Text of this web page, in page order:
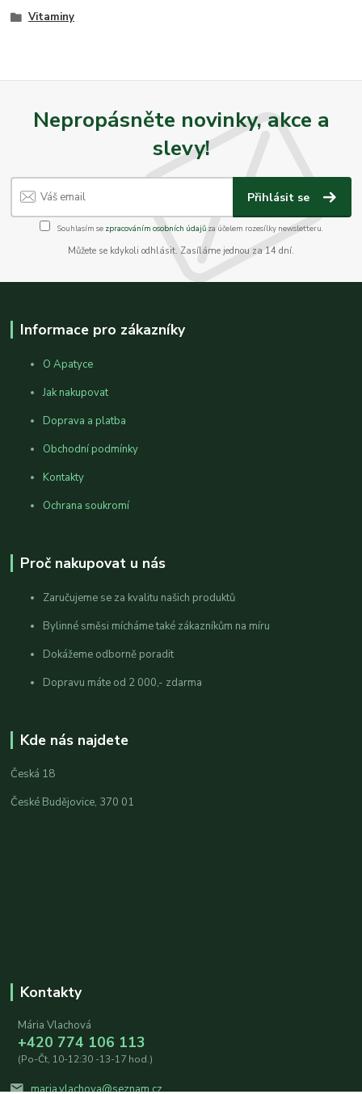
Vitaminy
Nepropásněte novinky, akce a
slevy!
Přihlásit se
Souhlasím se zpracováním osobních údajůza účelem rozesílky newsletteru.
Můžete se kdykoli odhlásit. Zasíláme jednou za 14 dní.
Informace pro zákazníky
O Apatyce
Jak nakupovat
Doprava a platba
Obchodní podmínky
Kontakty
Ochrana soukromí
Proč nakupovat u nás
Zaručujeme se za kvalitu našich produktů
Bylinné směsi mícháme také zákazníkům na míru
Dokážeme odborně poradit
Dopravu máte od 2 000,- zdarma
Kde nás najdete
Česká 18
České Budějovice, 370 01
Kontakty
Mária Vlachová
+420 774 106 113
(Po-Čt, 10-12:30 -13-17 hod.)
maria.vlachova@seznam.cz